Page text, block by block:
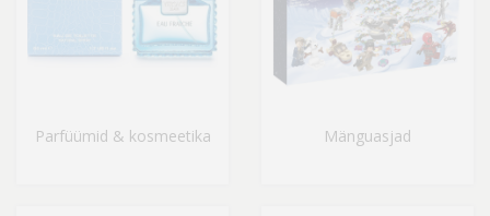
Parfüümid & kosmeetika Mänguasjad